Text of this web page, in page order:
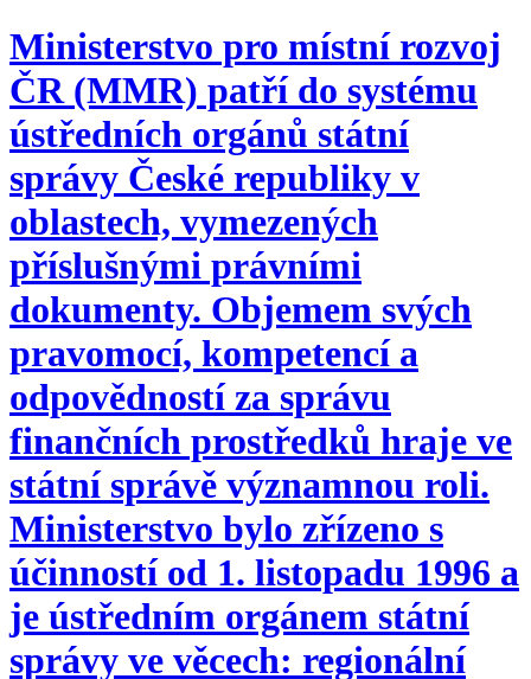
Ministerstvo pro místní rozvoj
ČR (MMR) patří do systému
ústředních orgánů státní
správy České republiky v
oblastech, vymezených
příslušnými právními
dokumenty. Objemem svých
pravomocí, kompetencí a
odpovědností za správu
finančních prostředků hraje ve
státní správě významnou roli.
Ministerstvo bylo zřízeno s
účinností od 1. listopadu 1996 a
je ústředním orgánem státní
správy ve věcech: regionální